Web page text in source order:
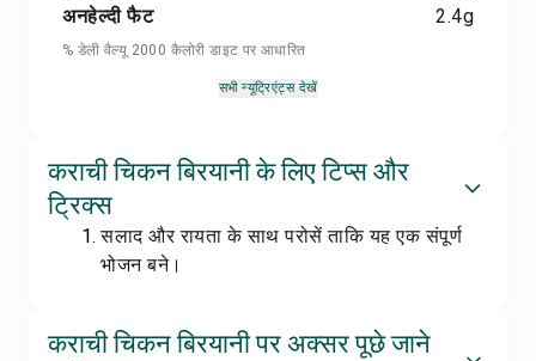
अनहेल्दी फैट
2.4g
% डेली वैल्यू 2000 कैलोरी डाइट पर आधारित
सभी न्यूट्रिएंट्स देखें
कराची चिकन बिरयानी के लिए टिप्स और
ट्रिक्स
सलाद और रायता के साथ परोसें ताकि यह एक संपूर्ण
भोजन बने।
कराची चिकन बिरयानी पर अक्सर पूछे जाने